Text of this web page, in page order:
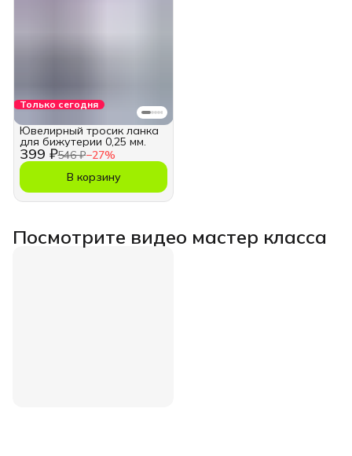
Только сегодня
399 ₽546 ₽−27%
Ювелирный тросик ланка
для бижутерии 0,25 мм.
В корзину
Посмотрите видео мастер класса